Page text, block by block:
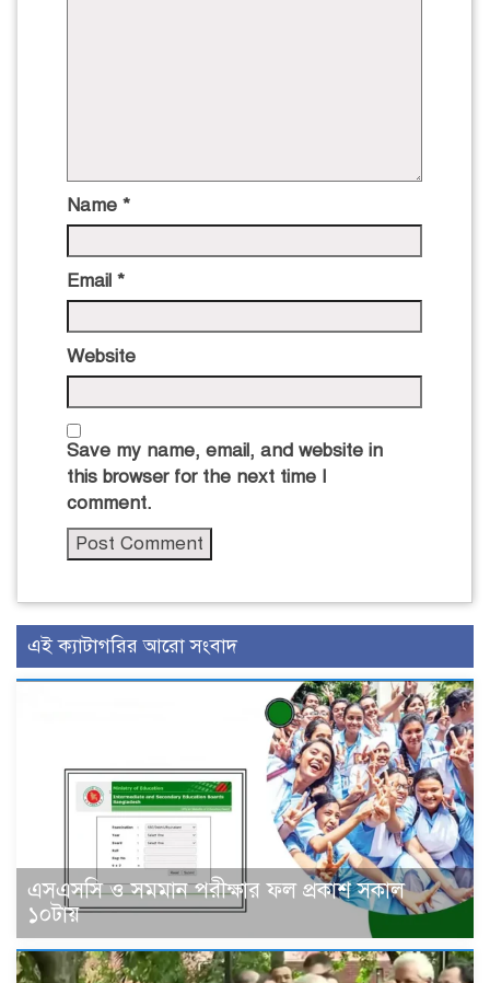
Name *
Email *
Website
Save my name, email, and website in
this browser for the next time I
comment.
এই ক্যাটাগরির আরো সংবাদ
এসএসসি ও সমমান পরীক্ষার ফল প্রকাশ সকাল
১০টায়